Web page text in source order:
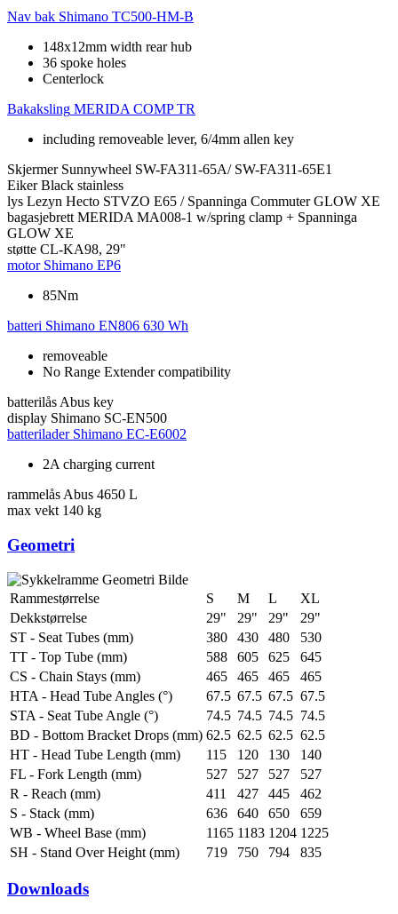
Nav bak Shimano TC500-HM-B
148x12mm width rear hub
36 spoke holes
Centerlock
Bakaksling MERIDA COMP TR
including removeable lever, 6/4mm allen key
Skjermer Sunnywheel SW-FA311-65A/ SW-FA311-65E1
Eiker Black stainless
lys Lezyn Hecto STVZO E65 / Spanninga Commuter GLOW XE
bagasjebrett MERIDA MA008-1 w/spring clamp + Spanninga
GLOW XE
støtte CL-KA98, 29"
motor Shimano EP6
85Nm
batteri Shimano EN806 630 Wh
removeable
No Range Extender compatibility
batterilås Abus key
display Shimano SC-EN500
batterilader Shimano EC-E6002
2A charging current
rammelås Abus 4650 L
max vekt 140 kg
Geometri
Rammestørrelse S M L
XL
Dekkstørrelse
29" 29" 29"
29"
ST - Seat Tubes (mm)
380 430 480
530
TT - Top Tube (mm)
588 605 625
645
CS - Chain Stays (mm)
465 465 465
465
HTA - Head Tube Angles (°)
67.5 67.5 67.5 67.5
STA - Seat Tube Angle (°)
74.5 74.5 74.5 74.5
BD - Bottom Bracket Drops (mm) 62.5 62.5 62.5 62.5
HT - Head Tube Length (mm)
115 120 130
140
FL - Fork Length (mm)
527 527 527
527
R - Reach (mm)
411 427 445
462
S - Stack (mm)
636 640 650
659
WB - Wheel Base (mm)
1165 1183 1204 1225
SH - Stand Over Height (mm)
719 750 794 835
Downloads